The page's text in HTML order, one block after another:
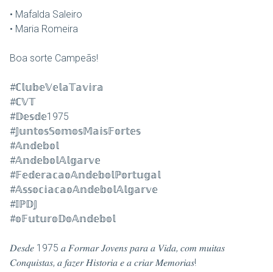
• Mafalda Saleiro
• Maria Romeira
Boa sorte Campeãs!
#ℂ𝕝𝕦𝕓𝕖𝕍𝕖𝕝𝕒𝕋𝕒𝕧𝕚𝕣𝕒
#ℂ𝕍𝕋
#𝔻𝕖𝕤𝕕𝕖1975
#𝕁𝕦𝕟𝕥𝕠𝕤𝕊𝕠𝕞𝕠𝕤𝕄𝕒𝕚𝕤𝔽𝕠𝕣𝕥𝕖𝕤
#𝔸𝕟𝕕𝕖𝕓𝕠𝕝
#𝔸𝕟𝕕𝕖𝕓𝕠𝕝𝔸𝕝𝕘𝕒𝕣𝕧𝕖
#𝔽𝕖𝕕𝕖𝕣𝕒𝕔𝕒𝕠𝔸𝕟𝕕𝕖𝕓𝕠𝕝ℙ𝕠𝕣𝕥𝕦𝕘𝕒𝕝
#𝔸𝕤𝕤𝕠𝕔𝕚𝕒𝕔𝕒𝕠𝔸𝕟𝕕𝕖𝕓𝕠𝕝𝔸𝕝𝕘𝕒𝕣𝕧𝕖
#𝕀ℙ𝔻𝕁
#𝕠𝔽𝕦𝕥𝕦𝕣𝕠𝔻𝕠𝔸𝕟𝕕𝕖𝕓𝕠𝕝
𝐷𝑒𝑠𝑑𝑒 1975 𝑎 𝐹𝑜𝑟𝑚𝑎𝑟 𝐽𝑜𝑣𝑒𝑛𝑠 𝑝𝑎𝑟𝑎 𝑎 𝑉𝑖𝑑𝑎, 𝑐𝑜𝑚 𝑚𝑢𝑖𝑡𝑎𝑠
𝐶𝑜𝑛𝑞𝑢𝑖𝑠𝑡𝑎𝑠, 𝑎 𝑓𝑎𝑧𝑒𝑟 𝐻𝑖𝑠𝑡𝑜𝑟𝑖𝑎 𝑒 𝑎 𝑐𝑟𝑖𝑎𝑟 𝑀𝑒𝑚𝑜𝑟𝑖𝑎𝑠!